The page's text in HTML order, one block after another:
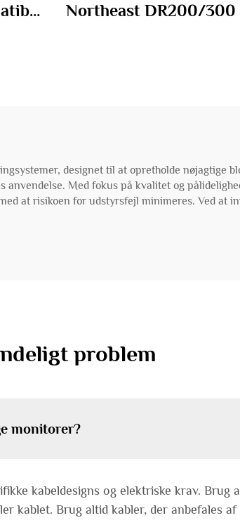
Northeast DR200/300
designet til at opretholde nøjagtige
Med fokus på kvalitet og
at risikoen for udstyrsfejl minimeres. Ved at
problem
monitorer?
kabeldesigns og elektriske krav. Brug
kablet. Brug altid kabler, der anbefales